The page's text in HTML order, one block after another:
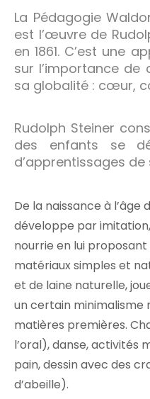
La Pédagogie
est l’œuvre de
en 1861. C’est une
sur l’importance de
sa globalité : cœur,
Rudolph Steiner
des enfants se
d’apprentissages de
De la naissance à l’âge
développe par
nourrie en lui proposant
matériaux simples et
et de laine naturelle,
un certain minimalisme
matières premières.
l’oral), danse, activités
pain, dessin avec des
d’abeille).